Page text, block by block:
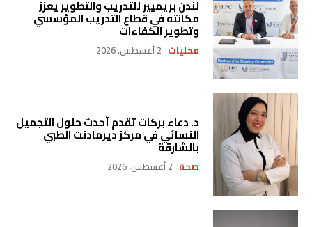
لندن بريميير للتدريب والتطوير يعزز
مكانته في قطاع التدريب المؤسسي
وتطوير الكفاءات
محليات 2 أغسطس، 2026
د. دعاء بركات تقدم أحدث حلول التجميل
النسائي في مركز ديرمادنت الطبي
بالشارقة
صحة 2 أغسطس، 2026